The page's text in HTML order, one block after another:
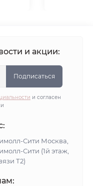
и акции:
Подписаться
и согласен
Сити Москва,
Сити (1й этаж,
Т2)